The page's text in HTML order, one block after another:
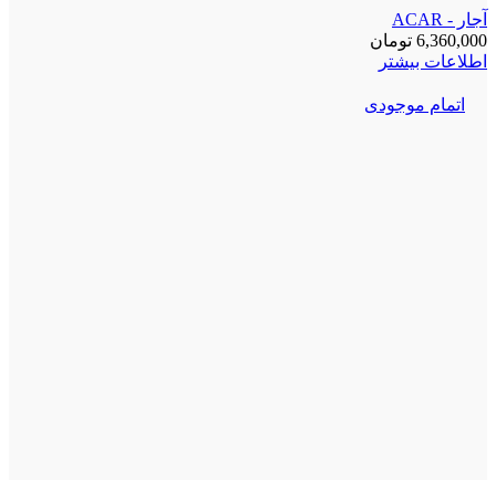
آجار - ACAR
6,360,000 تومان
اطلاعات بیشتر
اتمام موجودی